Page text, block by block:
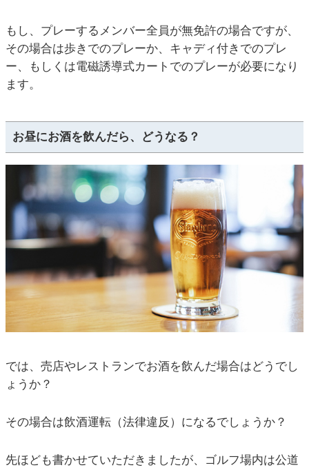
もし、プレーするメンバー全員が無免許の場合ですが、
その場合は歩きでのプレーか、キャディ付きでのプレ
ー、もしくは電磁誘導式カートでのプレーが必要になり
ます。
お昼にお酒を飲んだら、どうなる？
では、売店やレストランでお酒を飲んだ場合はどうでし
ょうか？
その場合は飲酒運転（法律違反）になるでしょうか？
先ほども書かせていただきましたが、ゴルフ場内は公道